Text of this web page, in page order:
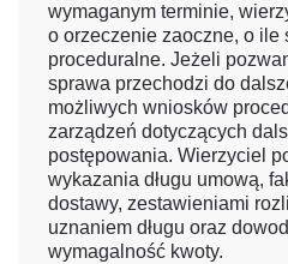
wymaganym terminie,
o orzeczenie zaoczne, o ile
proceduralne. Jeżeli
sprawa przechodzi do
możliwych wniosków
zarządzeń dotyczących
postępowania. Wierzyciel
wykazania długu umową,
dostawy, zestawieniami
uznaniem długu oraz
wymagalność kwoty.